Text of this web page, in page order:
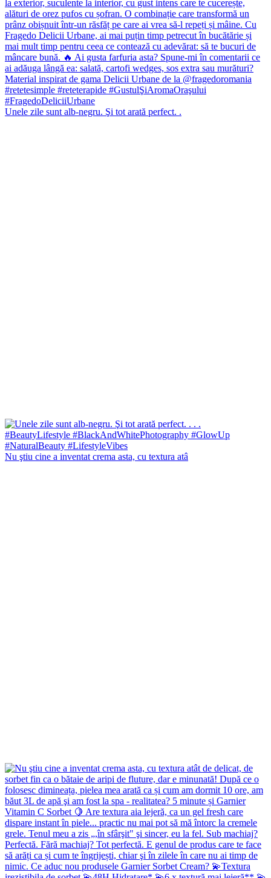
Unele zile sunt alb-negru. Şi tot arată perfect. .
Nu ştiu cine a inventat crema asta, cu textura atâ